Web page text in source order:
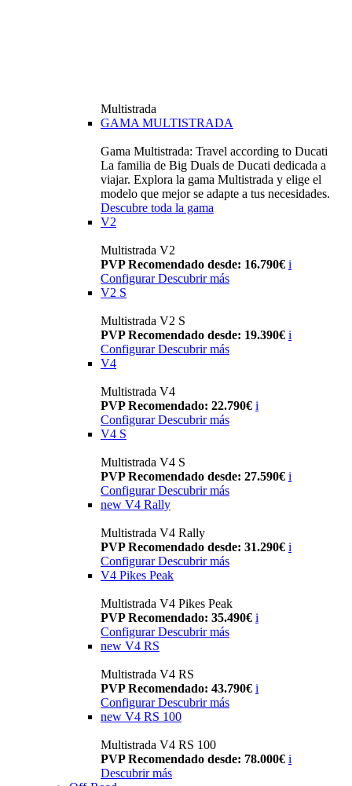
Multistrada
GAMA MULTISTRADA
Gama Multistrada: Travel according to Ducati
La familia de Big Duals de Ducati dedicada a
viajar. Explora la gama Multistrada y elige el
modelo que mejor se adapte a tus necesidades.
Descubre toda la gama
V2
Multistrada V2
PVP Recomendado desde: 16.790€ i
Configurar Descubrir más
V2 S
Multistrada V2 S
PVP Recomendado desde: 19.390€ i
Configurar Descubrir más
V4
Multistrada V4
PVP Recomendado: 22.790€ i
Configurar Descubrir más
V4 S
Multistrada V4 S
PVP Recomendado desde: 27.590€ i
Configurar Descubrir más
new V4 Rally
Multistrada V4 Rally
PVP Recomendado desde: 31.290€ i
Configurar Descubrir más
V4 Pikes Peak
Multistrada V4 Pikes Peak
PVP Recomendado: 35.490€ i
Configurar Descubrir más
new V4 RS
Multistrada V4 RS
PVP Recomendado: 43.790€ i
ConfigurarDescubrir más
new V4 RS 100
Multistrada V4 RS 100
PVP Recomendado desde: 78.000€ i
Descubrir más